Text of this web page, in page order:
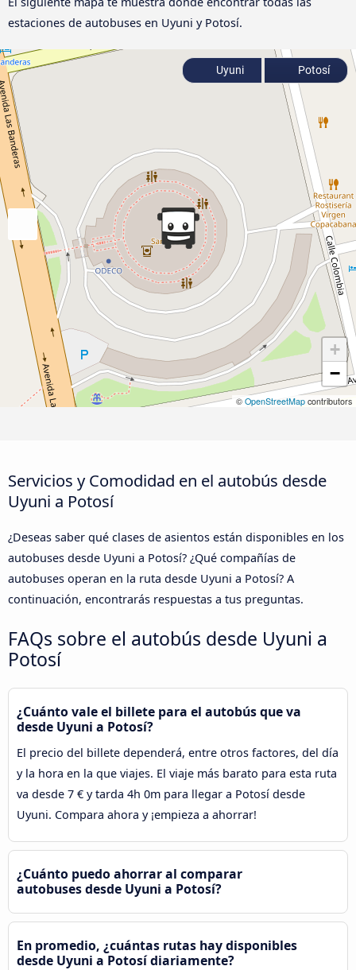
estaciones de autobuses en Uyuni y Potosí.
+
−
© OpenStreetMap contributors
Uyuni Potosí
Servicios y Comodidad en el autobús desde
Uyuni a Potosí
¿Deseas saber qué clases de asientos están disponibles en los
autobuses desde Uyuni a Potosí? ¿Qué compañías de
autobuses operan en la ruta desde Uyuni a Potosí? A
continuación, encontrarás respuestas a tus preguntas.
FAQs sobre el autobús desde Uyuni a
Potosí
¿Cuánto vale el billete para el autobús que va
desde Uyuni a Potosí?
El precio del billete dependerá, entre otros factores, del día
y la hora en la que viajes. El viaje más barato para esta ruta
va desde 7 € y tarda 4h 0m para llegar a Potosí desde
Uyuni. Compara ahora y ¡empieza a ahorrar!
¿Cuánto puedo ahorrar al comparar
autobuses desde Uyuni a Potosí?
En promedio, ¿cuántas rutas hay disponibles
desde Uyuni a Potosí diariamente?